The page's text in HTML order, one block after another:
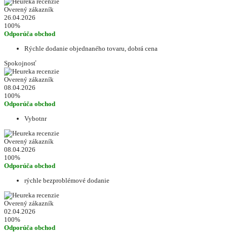
Overený zákazník
26.04.2026
100%
Odporúča obchod
Rýchle dodanie objednaného tovaru, dobrá cena
Spokojnosť
Overený zákazník
08.04.2026
100%
Odporúča obchod
Vybotnr
Overený zákazník
08.04.2026
100%
Odporúča obchod
rýchle bezproblémové dodanie
Overený zákazník
02.04.2026
100%
Odporúča obchod